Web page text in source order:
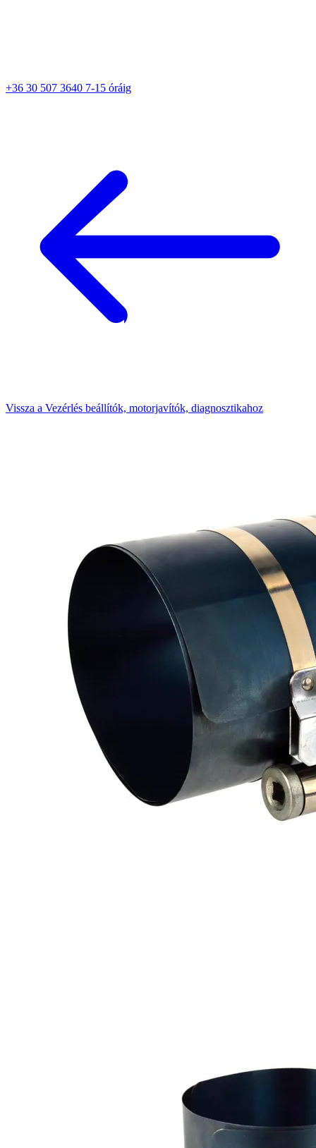
+36 30 507 3640 7-15 óráig
Vissza a Vezérlés beállítók, motorjavítók, diagnosztikahoz